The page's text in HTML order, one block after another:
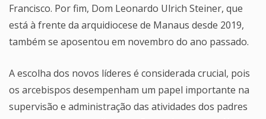
Francisco. Por fim, Dom Leonardo Ulrich Steiner, que
está à frente da arquidiocese de Manaus desde 2019,
também se aposentou em novembro do ano passado.
A escolha dos novos líderes é considerada crucial, pois
os arcebispos desempenham um papel importante na
supervisão e administração das atividades dos padres